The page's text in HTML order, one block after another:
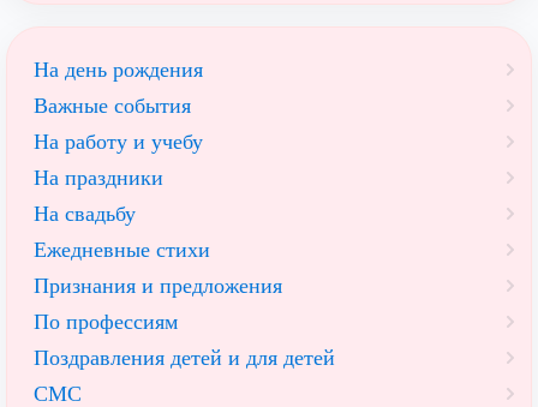
На день рождения
Важные события
На работу и учебу
На праздники
На свадьбу
Ежедневные стихи
Признания и предложения
По профессиям
Поздравления детей и для детей
СМС